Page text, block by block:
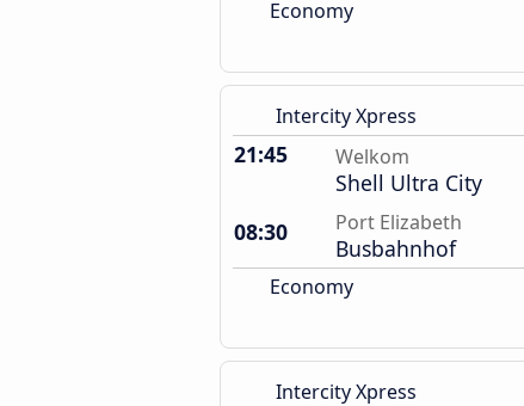
Economy
Intercity Xpress
21:45 Welkom
Shell Ultra City
08:30
Port Elizabeth
Busbahnhof
Economy
Intercity Xpress